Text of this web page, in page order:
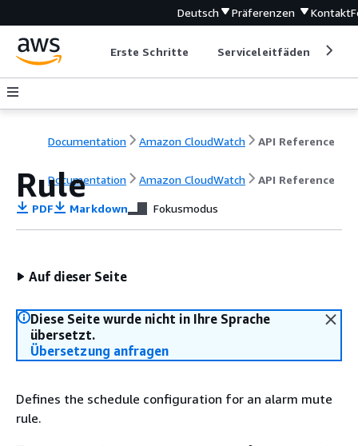
Deutsch Präferenzen Kontakt
Erste Schritte Serviceleitfäden
Documentation Amazon CloudWatch API Reference
Documentation Amazon CloudWatch API Reference
Rule
PDF Markdown Fokusmodus
Auf dieser Seite
Diese Seite wurde nicht in Ihre Sprache
übersetzt.
Übersetzung anfragen
Defines the schedule configuration for an alarm mute
rule.